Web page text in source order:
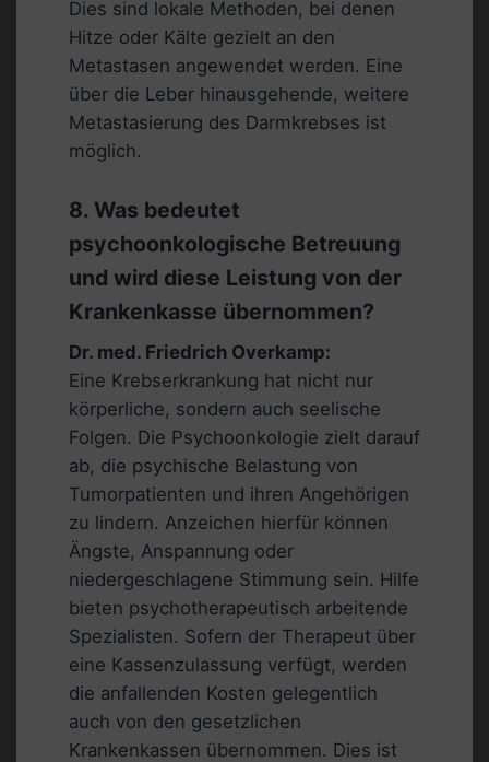
Dies sind lokale Methoden, bei denen
Hitze oder Kälte gezielt an den
Metastasen angewendet werden. Eine
über die Leber hinausgehende, weitere
Metastasierung des Darmkrebses ist
möglich.
8. Was bedeutet
psychoonkologische Betreuung
und wird diese Leistung von der
Krankenkasse übernommen?
Dr. med. Friedrich Overkamp:
Eine Krebserkrankung hat nicht nur
körperliche, sondern auch seelische
Folgen. Die Psychoonkologie zielt darauf
ab, die psychische Belastung von
Tumorpatienten und ihren Angehörigen
zu lindern. Anzeichen hierfür können
Ängste, Anspannung oder
niedergeschlagene Stimmung sein. Hilfe
bieten psychotherapeutisch arbeitende
Spezialisten. Sofern der Therapeut über
eine Kassenzulassung verfügt, werden
die anfallenden Kosten gelegentlich
auch von den gesetzlichen
Krankenkassen übernommen. Dies ist